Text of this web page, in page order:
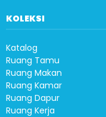
KOLEKSI
Katalog
Ruang Tamu
Ruang Makan
Ruang Kamar
Ruang Dapur
Ruang Kerja